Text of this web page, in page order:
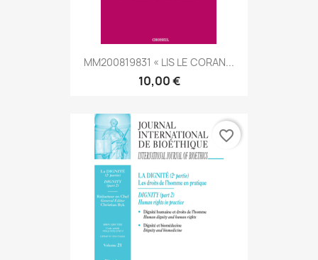
MM200819831 « LIS LE CORAN...
10,00 €
favorite_border